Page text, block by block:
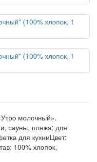
молочный».
сауны, пляжа; для
для кухниЦвет:
100% хлопок,